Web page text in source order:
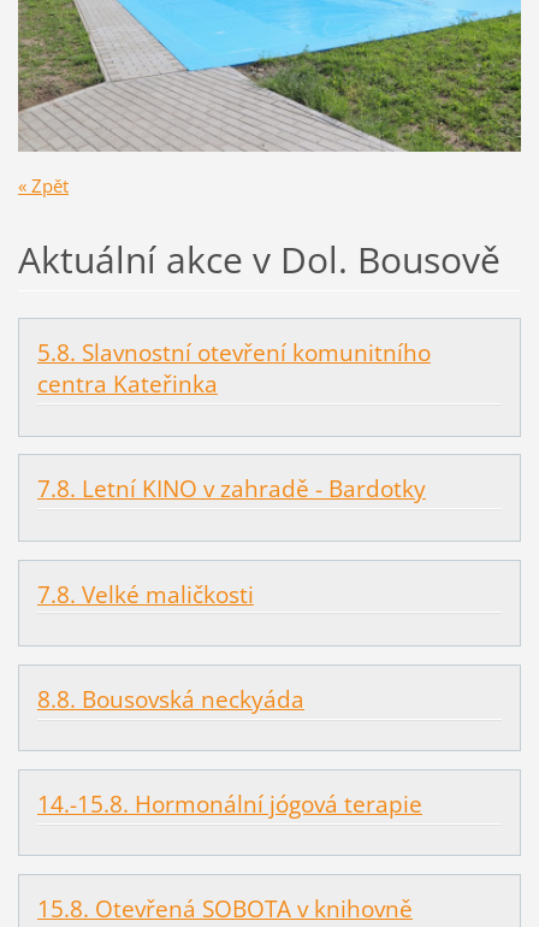
« Zpět
Aktuální akce v Dol. Bousově
5.8. Slavnostní otevření komunitního
centra Kateřinka
7.8. Letní KINO v zahradě - Bardotky
7.8. Velké maličkosti
8.8. Bousovská neckyáda
14.-15.8. Hormonální jógová terapie
15.8. Otevřená SOBOTA v knihovně